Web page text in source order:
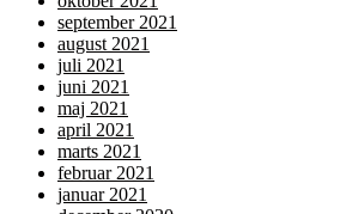
september 2021
august 2021
juli 2021
juni 2021
maj 2021
april 2021
marts 2021
februar 2021
januar 2021